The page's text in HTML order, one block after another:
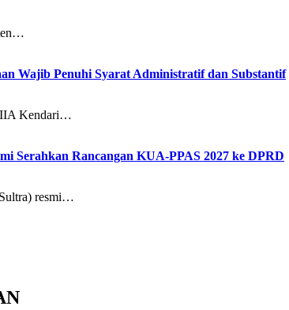
Wajib Penuhi Syarat Administratif dan Substantif
IIA Kendari…
Serahkan Rancangan KUA-PPAS 2027 ke DPRD
resmi…